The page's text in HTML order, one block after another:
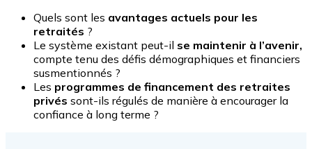
Quels sont les avantages actuels pour les
retraités ?
Le système existant peut-il se maintenir à l’avenir,
compte tenu des défis démographiques et financiers
susmentionnés ?
Les programmes de financement des retraites
privés sont-ils régulés de manière à encourager la
confiance à long terme ?